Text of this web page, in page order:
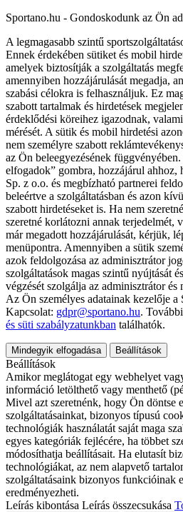
Sportano.hu - Gondoskodunk az Ön
A legmagasabb szintű
Ennek érdekében sütiket és mobil
amelyek biztosítják a szolgáltatás
amennyiben hozzájárulását megadja,
szabási célokra is felhasználjuk. Ez
szabott tartalmak és hirdetések
érdeklődési köreihez igazodnak,
mérését. A sütik és mobil hirdetési
nem személyre szabott
az Ön beleegyezésének
elfogadok” gombra, hozzájárul
Sp. z o.o. és megbízható partnerei
beleértve a szolgáltatásban és azon
szabott hirdetéseket is. Ha nem
szeretné korlátozni annak terjedelmét,
már megadott hozzájárulását, kérjük,
menüpontra. Amennyiben a sütik
azok feldolgozása az adminisztrátor
szolgáltatások magas szintű nyújtását
végzését szolgálja az adminisztrátor és
Az Ön személyes adatainak kezelője a
Kapcsolat: gdpr@sportano.hu.
és süti szabályzatunkban találhatók.
Mindegyik elfogadása Beállítások
Beállítások
Amikor meglátogat egy webhelyet
információ letölthető vagy menthető
Mivel azt szeretnénk, hogy Ön döntse
szolgáltatásainkat, bizonyos típusú
technológiák használatát saját maga
egyes kategóriák fejlécére, ha többet
módosíthatja beállításait. Ha elutasít
technológiákat, az nem alapvető
szolgáltatásaink bizonyos funkcióinak
eredményezheti.
Leírás kibontása Leírás összecsukása